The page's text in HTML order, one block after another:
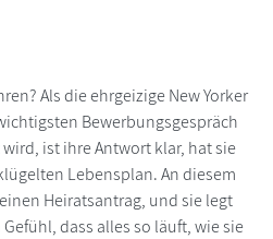
Als die ehrgeizige New Yorker
Bewerbungsgespräch
ist ihre Antwort klar, hat sie
Lebensplan. An diesem
Heiratsantrag, und sie legt
dass alles so läuft, wie sie